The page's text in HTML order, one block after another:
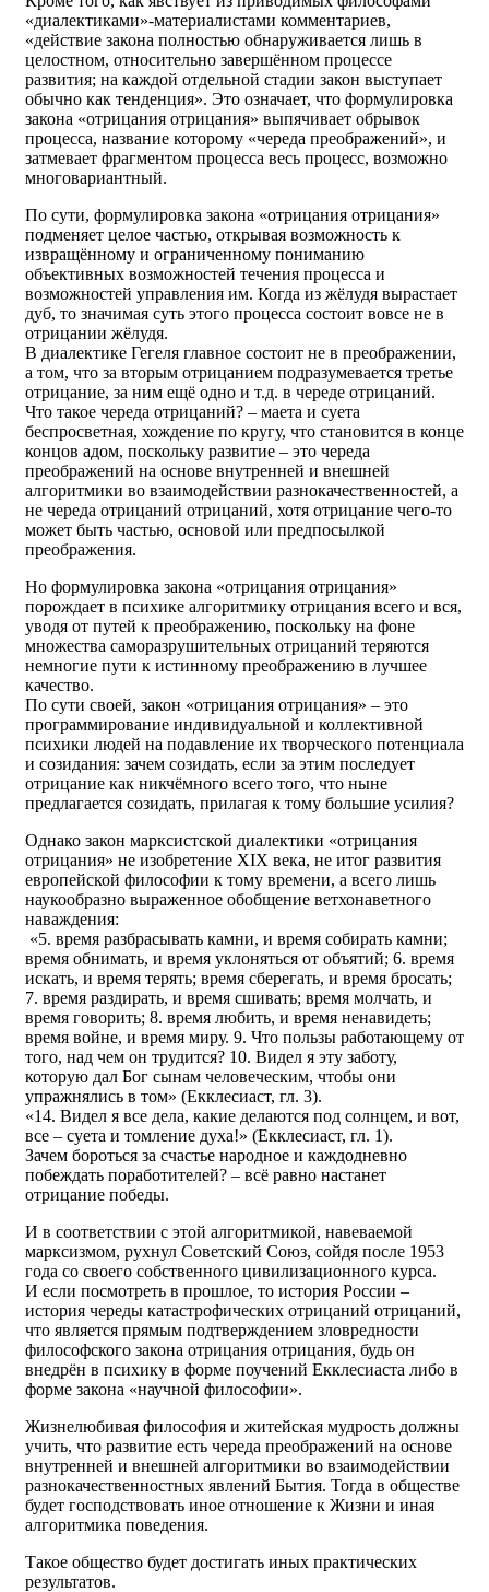
«диалектиками»-материалистами комментариев,
«действие закона полностью обнаруживается лишь в
целостном, относительно завершённом процессе
развития; на каждой отдельной стадии закон выступает
обычно как тенденция». Это означает, что формулировка
закона «отрицания отрицания» выпячивает обрывок
процесса, название которому «череда преображений», и
затмевает фрагментом процесса весь процесс, возможно
многовариантный.
По сути, формулировка закона «отрицания отрицания»
подменяет целое частью, открывая возможность к
извращённому и ограниченному пониманию
объективных возможностей течения процесса и
возможностей управления им. Когда из жёлудя вырастает
дуб, то значимая суть этого процесса состоит вовсе не в
отрицании жёлудя.
В диалектике Гегеля главное состоит не в преображении,
а том, что за вторым отрицанием подразумевается третье
отрицание, за ним ещё одно и т.д. в череде отрицаний.
Что такое череда отрицаний? – маета и суета
беспросветная, хождение по кругу, что становится в конце
концов адом, поскольку развитие – это череда
преображений на основе внутренней и внешней
алгоритмики во взаимодействии разнокачественностей, а
не череда отрицаний отрицаний, хотя отрицание чего-то
может быть частью, основой или предпосылкой
преображения.
Но формулировка закона «отрицания отрицания»
порождает в психике алгоритмику отрицания всего и вся,
уводя от путей к преображению, поскольку на фоне
множества саморазрушительных отрицаний теряются
немногие пути к истинному преображению в лучшее
качество.
По сути своей, закон «отрицания отрицания» – это
программирование индивидуальной и коллективной
психики людей на подавление их творческого потенциала
и созидания: зачем созидать, если за этим последует
отрицание как никчёмного всего того, что ныне
предлагается созидать, прилагая к тому большие усилия?
Однако закон марксистской диалектики «отрицания
отрицания» не изобретение XIX века, не итог развития
европейской философии к тому времени, а всего лишь
наукообразно выраженное обобщение ветхонаветного
наваждения:
«5. время разбрасывать камни, и время собирать камни;
время обнимать, и время уклоняться от объятий; 6. время
искать, и время терять; время сберегать, и время бросать;
7. время раздирать, и время сшивать; время молчать, и
время говорить; 8. время любить, и время ненавидеть;
время войне, и время миру. 9. Что пользы работающему от
того, над чем он трудится? 10. Видел я эту заботу,
которую дал Бог сынам человеческим, чтобы они
упражнялись в том» (Екклесиаст, гл. 3).
«14. Видел я все дела, какие делаются под солнцем, и вот,
все – суета и томление духа!» (Екклесиаст, гл. 1).
Зачем бороться за счастье народное и каждодневно
побеждать поработителей? – всё равно настанет
отрицание победы.
И в соответствии с этой алгоритмикой, навеваемой
марксизмом, рухнул Советский Союз, сойдя после 1953
года со своего собственного цивилизационного курса.
И если посмотреть в прошлое, то история России –
история череды катастрофических отрицаний отрицаний,
что является прямым подтверждением зловредности
философского закона отрицания отрицания, будь он
внедрён в психику в форме поучений Екклесиаста либо в
форме закона «научной философии».
Жизнелюбивая философия и житейская мудрость должны
учить, что развитие есть череда преображений на основе
внутренней и внешней алгоритмики во взаимодействии
разнокачественностных явлений Бытия. Тогда в обществе
будет господствовать иное отношение к Жизни и иная
алгоритмика поведения.
Такое общество будет достигать иных практических
результатов.